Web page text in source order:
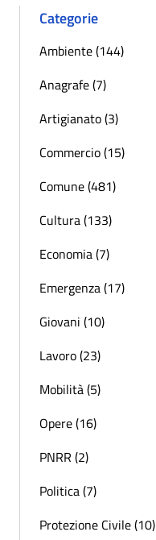
Categorie
Ambiente (144)
Anagrafe (7)
Artigianato (3)
Commercio (15)
Comune (481)
Cultura (133)
Economia (7)
Emergenza (17)
Giovani (10)
Lavoro (23)
Mobilità (5)
Opere (16)
PNRR (2)
Politica (7)
Protezione Civile (10)